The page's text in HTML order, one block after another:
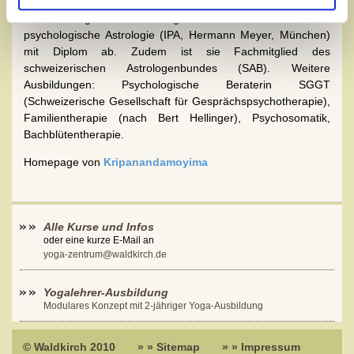
psychologische Astrologie (IPA, Hermann Meyer, München)
mit Diplom ab. Zudem ist sie Fachmitglied des
schweizerischen Astrologenbundes (SAB). Weitere
Ausbildungen: Psychologische Beraterin SGGT
(Schweizerische Gesellschaft für Gesprächspsychotherapie),
Familientherapie (nach Bert Hellinger), Psychosomatik,
Bachblütentherapie.
Homepage von Kripanandamoyima
Alle Kurse und Infos
oder eine kurze E-Mail an
yoga-zentrum@waldkirch.de
Yogalehrer-Ausbildung
Modulares Konzept mit 2-jähriger Yoga-Ausbildung
© Waldkirch 2010 » » Sitemap » » Impressum